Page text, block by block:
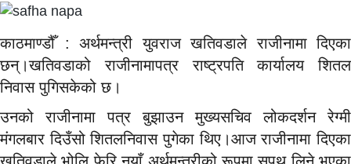
काठमाण्डौँ : अर्थमन्त्री युवराज खतिवडाले राजीनामा दिएका
छन्।खतिवडाको राजीनामापत्र राष्ट्रपति कार्यालय शितल
निवास पुगिसकेको छ।
उनको राजीनामा पत्र बुझाउन मुख्यसचिव लोकदर्शन रेग्मी
मंगलबार दिउँसो शितलनिवास पुगेका थिए।आज राजीनामा दिएका